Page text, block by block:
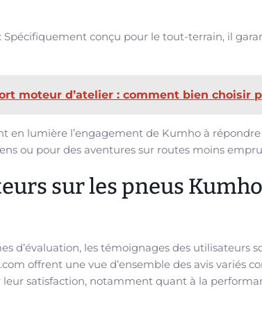
: Spécifiquement conçu pour le tout-terrain, il
moteur d’atelier : comment bien choisir
en lumière l’engagement de Kumho à
ou pour des aventures sur routes moins
sur les pneus
d’évaluation, les témoignages des utilisateurs
offrent une vue d’ensemble des avis variés
satisfaction, notamment quant à la